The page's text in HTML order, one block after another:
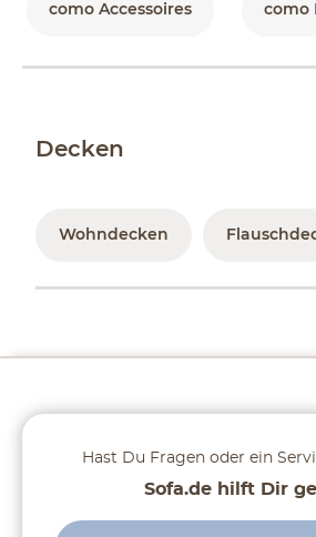
como Accessoires como
Decken
Wohndecken
Hast Du Fragen oder ein
Sofa.de hilft Dir